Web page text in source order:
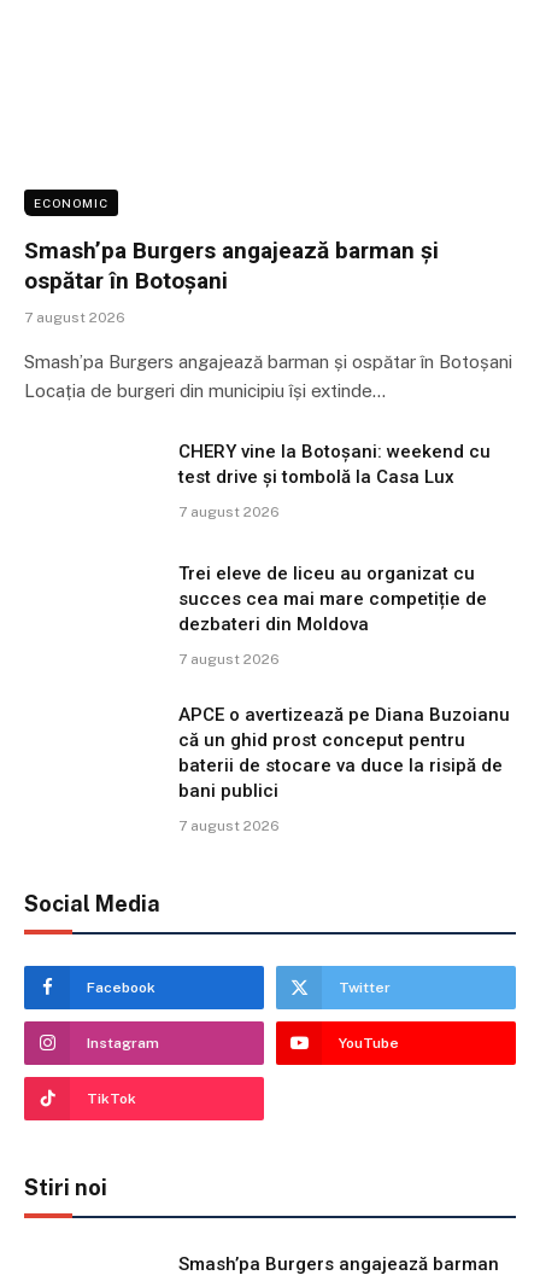
ECONOMIC
Smash’pa Burgers angajează barman și
ospătar în Botoșani
7 august 2026
Smash’pa Burgers angajează barman și ospătar în Botoșani
Locația de burgeri din municipiu își extinde…
CHERY vine la Botoșani: weekend cu
test drive și tombolă la Casa Lux
7 august 2026
Trei eleve de liceu au organizat cu
succes cea mai mare competiție de
dezbateri din Moldova
7 august 2026
APCE o avertizează pe Diana Buzoianu
că un ghid prost conceput pentru
baterii de stocare va duce la risipă de
bani publici
7 august 2026
Social Media
Facebook Twitter
Instagram YouTube
TikTok
Stiri noi
Smash’pa Burgers angajează barman